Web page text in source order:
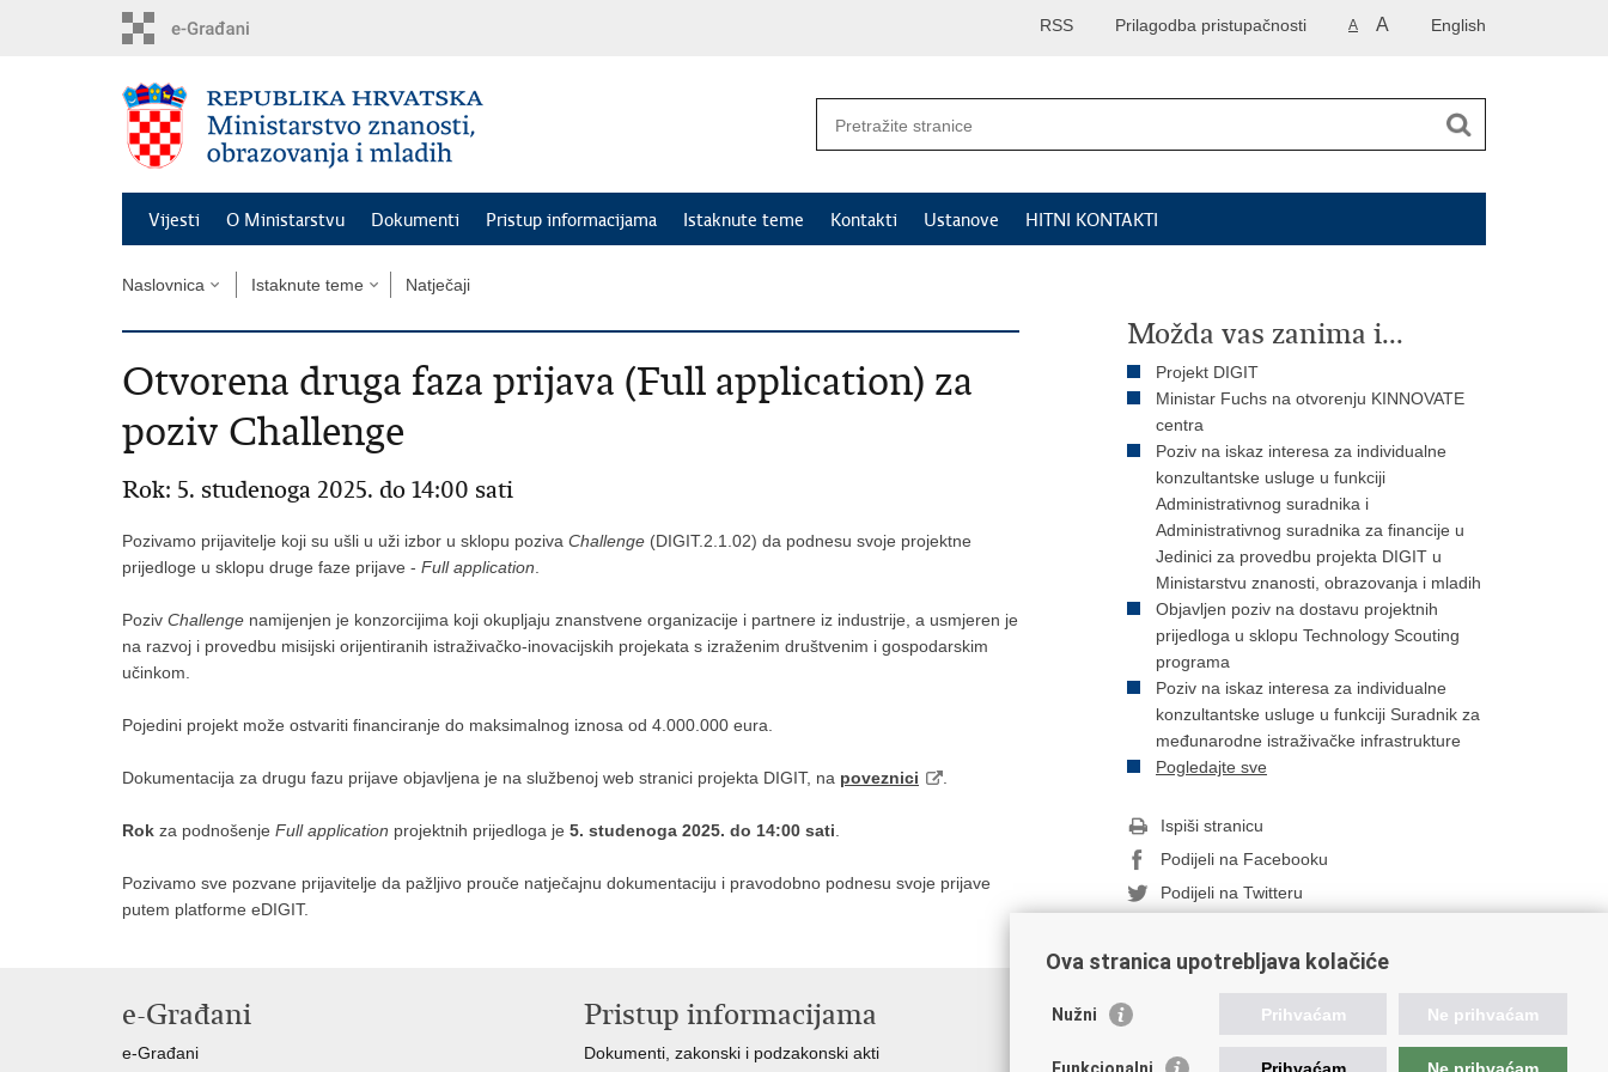
English
A A
Prilagodba pristupačnosti
RSS
Vijesti O Ministarstvu Dokumenti Pristup informacijama Istaknute teme Kontakti Ustanove HITNI KONTAKTI
Naslovnica Istaknute teme Natječaji
Otvorena druga faza prijava (Full application) za
poziv Challenge
Rok: 5. studenoga 2025. do 14:00 sati
Pozivamo prijavitelje koji su ušli u uži izbor u sklopu poziva Challenge (DIGIT.2.1.02) da podnesu svoje projektne
prijedloge u sklopu druge faze prijave - Full application
Poziv Challenge namijenjen je konzorcijima koji okupljaju znanstvene organizacije i partnere iz industrije, a usmjeren je
na razvoj i provedbu misijski orijentiranih istraživačko-inovacijskih projekata s izraženim društvenim i gospodarskim
učinkom.
Pojedini projekt može ostvariti financiranje do maksimalnog iznosa od 4.000.000 eura.
Dokumentacija za drugu fazu prijave objavljena je na službenoj web stranici projekta DIGIT, na poveznici
Rok za podnošenje Full application projektnih prijedloga je 5. studenoga 2025. do 14:00 sati
Pozivamo sve pozvane prijavitelje da pažljivo prouče natječajnu dokumentaciju i pravodobno podnesu svoje prijave
putem platforme eDIGIT.
Možda vas zanima i...
Projekt DIGIT
Ministar Fuchs na otvorenju KINNOVATE
centra
Poziv na iskaz interesa za individualne
konzultantske usluge u funkciji
Administrativnog suradnika i
Administrativnog suradnika za financije u
Jedinici za provedbu projekta DIGIT u
Ministarstvu znanosti, obrazovanja i mladih
Objavljen poziv na dostavu projektnih
prijedloga u sklopu Technology Scouting
programa
Poziv na iskaz interesa za individualne
konzultantske usluge u funkciji Suradnik za
međunarodne istraživačke infrastrukture
Pogledajte sve
Ispiši stranicu
Podijeli na Facebooku
Podijeli na Twitteru
e-Građani
e-Građani
Pristup informacijama
Dokumenti, zakonski i podzakonski akti
Korisne poveznice
Ova stranica upotrebljava kolačiće
Nužni Prihvaćam Ne prihvaćam
Funkcionalni Prihvaćam Ne prihvaćam